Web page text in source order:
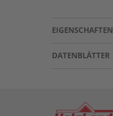
EIGENSCHAFTEN
DATENBLÄTTER